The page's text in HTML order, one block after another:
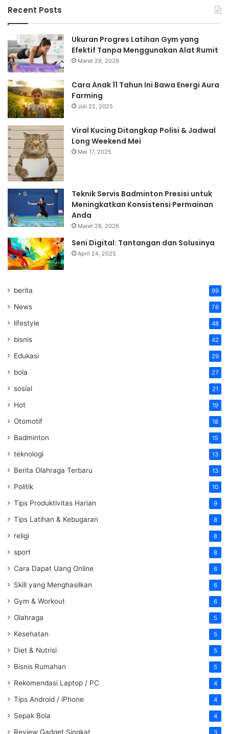
Recent Posts
Ukuran Progres Latihan Gym yang
Efektif Tanpa Menggunakan Alat Rumit
Maret 29, 2026
Cara Anak 11 Tahun Ini Bawa Energi Aura
Farming
Juli 22, 2025
Viral Kucing Ditangkap Polisi & Jadwal
Long Weekend Mei
Mei 17, 2025
Teknik Servis Badminton Presisi untuk
Meningkatkan Konsistensi Permainan
Anda
Maret 28, 2026
Seni Digital: Tantangan dan Solusinya
April 24, 2025
berita 99
News 76
lifestyle 48
bisnis 42
Edukasi 29
bola 27
sosial 21
Hot 19
Otomotif 18
Badminton 15
teknologi 13
Berita Olahraga Terbaru 13
Politik 10
Tips Produktivitas Harian 9
Tips Latihan & Kebugaran 8
religi 8
sport 8
Cara Dapat Uang Online 6
Skill yang Menghasilkan 6
Gym & Workout 6
Olahraga 5
Kesehatan 5
Diet & Nutrisi 5
Bisnis Rumahan 5
Rekomendasi Laptop / PC 4
Tips Android / iPhone 4
Sepak Bola 4
Review Gadget Singkat 3